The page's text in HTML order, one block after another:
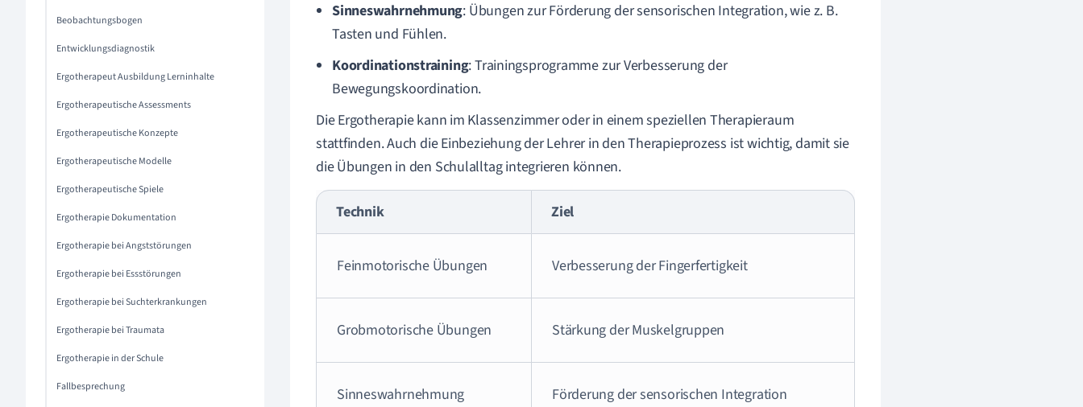
Beobachtungsbogen
Entwicklungsdiagnostik
Ergotherapeut Ausbildung Lerninhalte
Ergotherapeutische Assessments
Ergotherapeutische Konzepte
Ergotherapeutische Modelle
Ergotherapeutische Spiele
Ergotherapie Dokumentation
Ergotherapie bei Angststörungen
Ergotherapie bei Essstörungen
Ergotherapie bei Suchterkrankungen
Ergotherapie bei Traumata
Ergotherapie in der Schule
Fallbesprechung
Sinneswahrnehmung: Übungen zur Förderung der sensorischen Integration, wie z. B.
Tasten und Fühlen.
Koordinationstraining: Trainingsprogramme zur Verbesserung der
Bewegungskoordination.
Die Ergotherapie kann im Klassenzimmer oder in einem speziellen Therapieraum
stattfinden. Auch die Einbeziehung der Lehrer in den Therapieprozess ist wichtig, damit sie
die Übungen in den Schulalltag integrieren können.
Technik Ziel
Feinmotorische Übungen Verbesserung der Fingerfertigkeit
Grobmotorische Übungen Stärkung der Muskelgruppen
Sinneswahrnehmung Förderung der sensorischen Integration